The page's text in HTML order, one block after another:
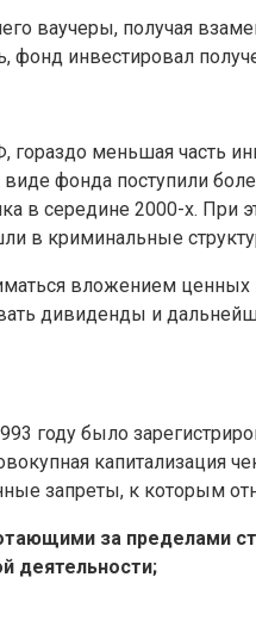
ваучеры, получая
фонд инвестировал
меньшая часть
фонда поступили
в середине 2000-х.
в криминальные
вложением ценных
дивиденды и
году было
запреты, к которым
за пределами
деятельности;